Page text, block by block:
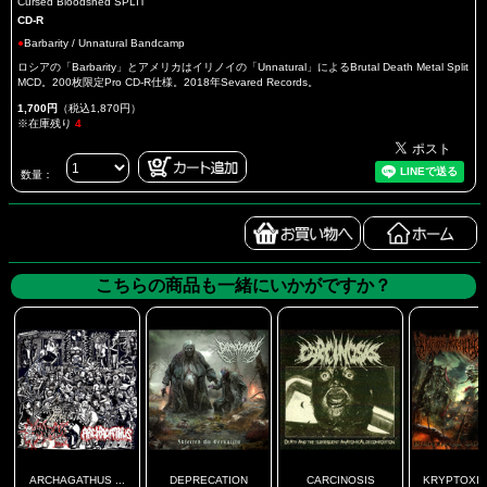
CD-R
●Barbarity / Unnatural Bandcamp
ロシアの「Barbarity」とアメリカはイリノイの「Unnatural」によるBrutal Death Metal Split
MCD。200枚限定Pro CD-R仕様。2018年Sevared Records。
1,700円 （税込1,870円）
※在庫残り 4
数量：
こちらの商品も一緒にいかがですか？
ARCHAGATHUS ...
DEPRECATION
CARCINOSIS